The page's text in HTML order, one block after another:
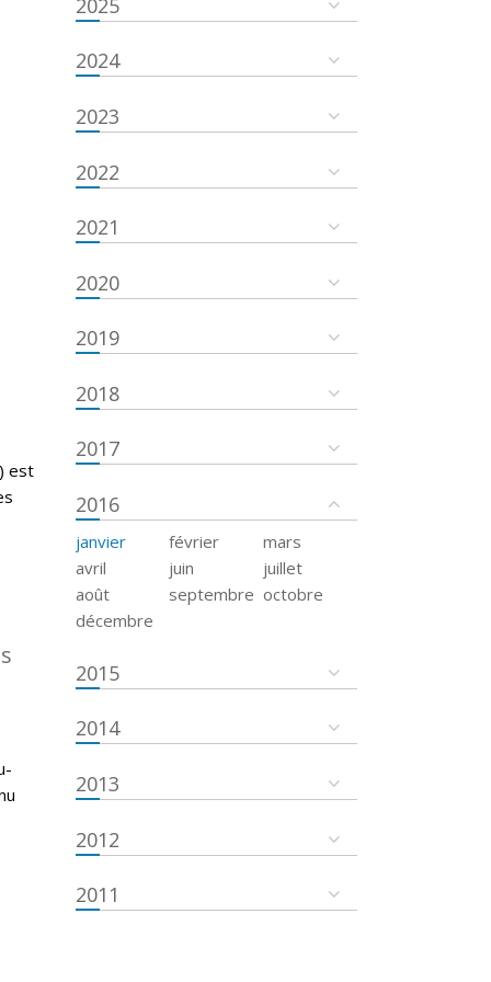
est
2024
2023
2022
2021
2020
2019
2018
2017
2016
janvier février
mars
avril
juin
juillet
août
septembre octobre
décembre
2015
2014
2013
2012
2011